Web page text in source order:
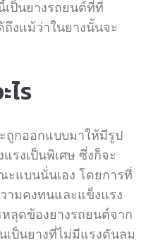
ป็นยางรถยนต์ที่ที่
งแม้ว่าในยางนั้นจะ
ร
ถูกออกแบบมาให้มีรูป
รงเป็นพิเศษ ซึ่งก็จะ
ะแบนนั่นเอง โดยการที่
ามคงทนและแข็งแรง
หลุดข้องยางรถยนต์จาก
เป็นยางที่ไม่มีแรงดันลม